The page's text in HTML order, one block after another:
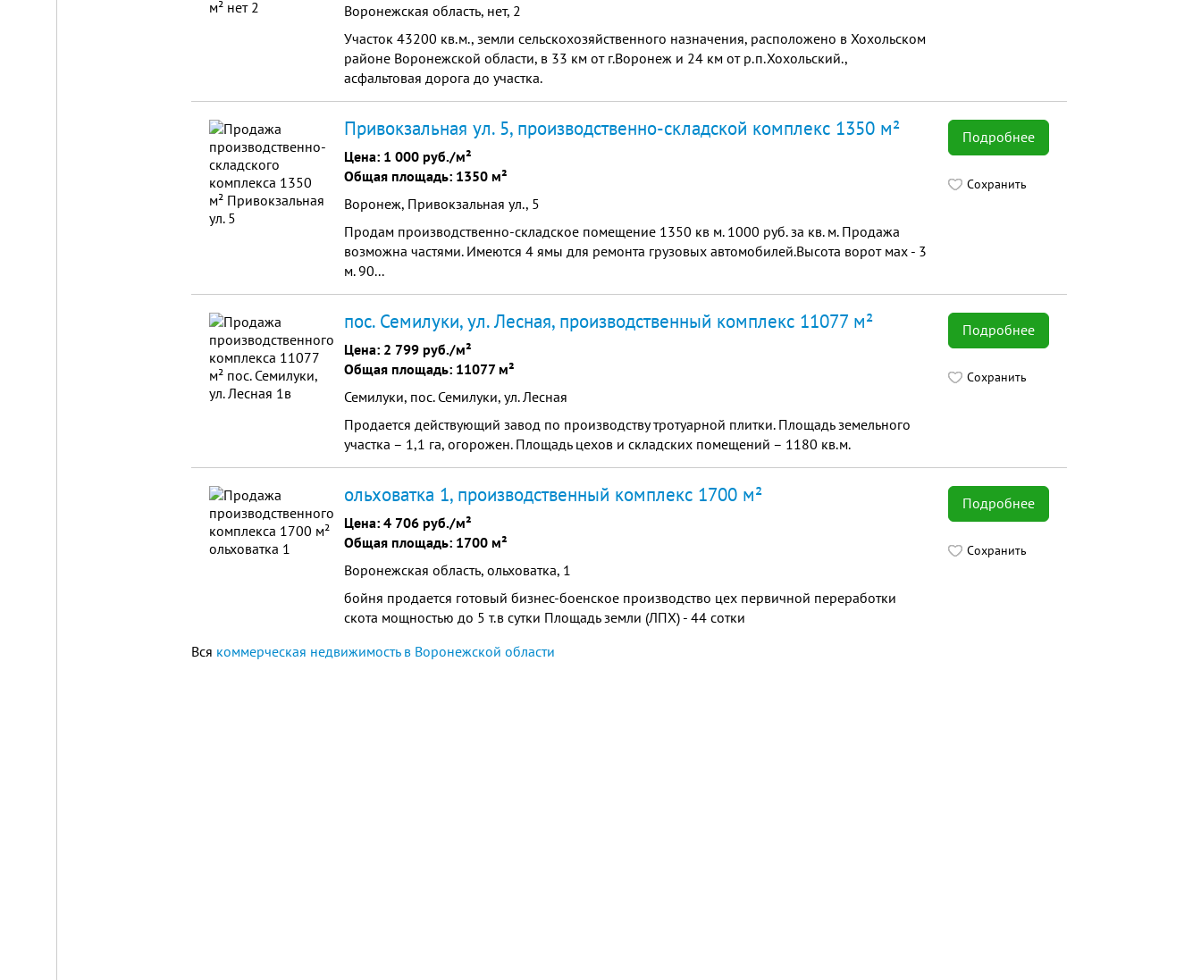
Воронежская область, нет, 2
Участок 43200 кв.м., земли сельскохозяйственного назначения, расположено в Хохольском
районе Воронежской области, в 33 км от г.Воронеж и 24 км от р.п.Хохольский.,
асфальтовая дорога до участка.
Подробнее
Сохранить
Привокзальная ул. 5, производственно-складской комплекс 1350 м²
Цена: 1 000 руб./м²
Общая площадь: 1350 м²
Воронеж, Привокзальная ул., 5
Продам производственно-складское помещение 1350 кв м. 1000 руб. за кв. м. Продажа
возможна частями. Имеются 4 ямы для ремонта грузовых автомобилей.Высота ворот мах - 3
м. 90...
Подробнее
Сохранить
пос. Семилуки, ул. Лесная, производственный комплекс 11077 м²
Цена: 2 799 руб./м²
Общая площадь: 11077 м²
Семилуки, пос. Семилуки, ул. Лесная
Продается действующий завод по производству тротуарной плитки. Площадь земельного
участка – 1,1 га, огорожен. Площадь цехов и складских помещений – 1180 кв.м.
Подробнее
Сохранить
ольховатка 1, производственный комплекс 1700 м²
Цена: 4 706 руб./м²
Общая площадь: 1700 м²
Воронежская область, ольховатка, 1
бойня продается готовый бизнес-боенское производство цех первичной переработки
скота мощностью до 5 т.в сутки Площадь земли (ЛПХ) - 44 сотки
Вся коммерческая недвижимость в Воронежской области